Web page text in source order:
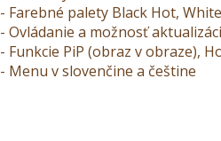
- Farebné palety Black Hot,
- Ovládanie a možnosť
- Funkcie PiP (obraz v obraze),
- Menu v slovenčine a češtine